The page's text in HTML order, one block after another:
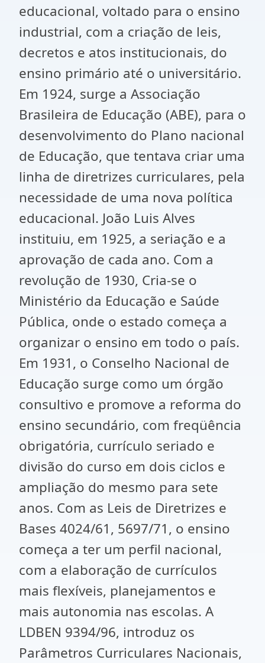
educacional, voltado para o ensino
industrial, com a criação de leis,
decretos e atos institucionais, do
ensino primário até o universitário.
Em 1924, surge a Associação
Brasileira de Educação (ABE), para o
desenvolvimento do Plano nacional
de Educação, que tentava criar uma
linha de diretrizes curriculares, pela
necessidade de uma nova política
educacional. João Luis Alves
instituiu, em 1925, a seriação e a
aprovação de cada ano. Com a
revolução de 1930, Cria-se o
Ministério da Educação e Saúde
Pública, onde o estado começa a
organizar o ensino em todo o país.
Em 1931, o Conselho Nacional de
Educação surge como um órgão
consultivo e promove a reforma do
ensino secundário, com freqüência
obrigatória, currículo seriado e
divisão do curso em dois ciclos e
ampliação do mesmo para sete
anos. Com as Leis de Diretrizes e
Bases 4024/61, 5697/71, o ensino
começa a ter um perfil nacional,
com a elaboração de currículos
mais flexíveis, planejamentos e
mais autonomia nas escolas. A
LDBEN 9394/96, introduz os
Parâmetros Curriculares Nacionais,